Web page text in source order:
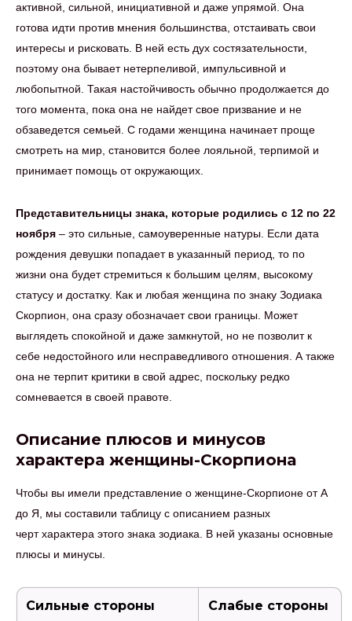
активной, сильной, инициативной и даже упрямой. Она
готова идти против мнения большинства, отстаивать свои
интересы и рисковать. В ней есть дух состязательности,
поэтому она бывает нетерпеливой, импульсивной и
любопытной. Такая настойчивость обычно продолжается до
того момента, пока она не найдет свое призвание и не
обзаведется семьей. С годами женщина начинает проще
смотреть на мир, становится более лояльной, терпимой и
принимает помощь от окружающих.
Представительницы знака, которые родились с 12 по 22
ноября – это сильные, самоуверенные натуры. Если дата
рождения девушки попадает в указанный период, то по
жизни она будет стремиться к большим целям, высокому
статусу и достатку. Как и любая женщина по знаку Зодиака
Скорпион, она сразу обозначает свои границы. Может
выглядеть спокойной и даже замкнутой, но не позволит к
себе недостойного или несправедливого отношения. А также
она не терпит критики в свой адрес, поскольку редко
сомневается в своей правоте.
Описание плюсов и минусов
характера женщины-Скорпиона
Чтобы вы имели представление о женщине-Скорпионе от А
до Я, мы составили таблицу с описанием разных
черт характера этого знака зодиака. В ней указаны основные
плюсы и минусы.
Сильные стороны Слабые стороны